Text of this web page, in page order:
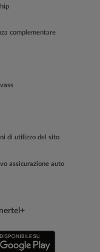
complementare
di utilizzo del sito
assicurazione auto